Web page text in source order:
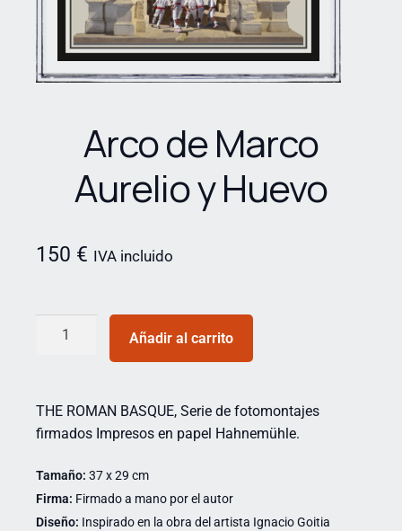
Arco de Marco
Aurelio y Huevo
150 € IVA incluido
Añadir al carrito
THE ROMAN BASQUE, Serie de fotomontajes
firmados Impresos en papel Hahnemühle.
Tamaño: 37 x 29 cm
Firma: Firmado a mano por el autor
Diseño: Inspirado en la obra del artista Ignacio Goitia